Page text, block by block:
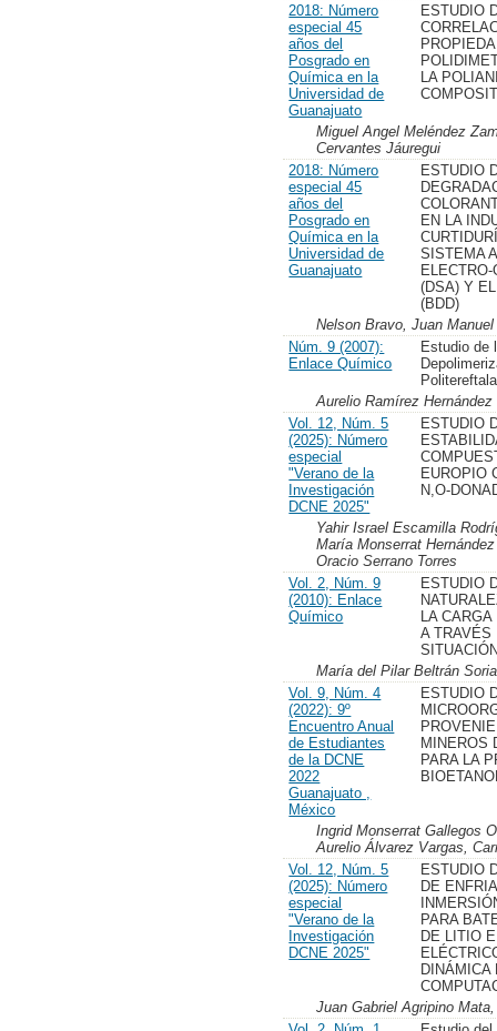
2018: Número
especial 45
años del
Posgrado en
Química en la
Universidad de
Guanajuato
ESTUDIO
LA
Miguel Angel Meléndez
Cervantes Jáuregui
2018: Número
especial 45
años del
Posgrado en
Química en la
Universidad de
Guanajuato
ESTUDIO
EN LA
SISTEMA
(DSA) Y
(BDD)
Nelson Bravo, Juan
Núm. 9 (2007):
Enlace Químico
Estudio de
Aurelio Ramírez Hernández
Vol. 12, Núm. 5
(2025): Número
especial
"Verano de la
Investigación
DCNE 2025"
ESTUDIO
EUROPIO
N,O-
Yahir Israel Escamilla
María Monserrat
Oracio Serrano Torres
Vol. 2, Núm. 9
(2010): Enlace
Químico
ESTUDIO
LA
A TRAVÉS
María del Pilar Beltrán
Vol. 9, Núm. 4
(2022): 9º
Encuentro Anual
de Estudiantes
de la DCNE
2022
Guanajuato ,
México
ESTUDIO
MINEROS
PARA LA
Ingrid Monserrat Gallegos
Aurelio Álvarez Vargas,
Vol. 12, Núm. 5
(2025): Número
especial
"Verano de la
Investigación
DCNE 2025"
ESTUDIO
DE
PARA
DE LITIO
DINÁMICA
Juan Gabriel Agripino